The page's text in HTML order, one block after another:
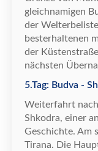
gleichnamigen
der
besterhaltenen
der Küstenstraß
nächsten Ü
5.Tag: Budva -
Weiterfahrt
Shkodra, einer
Geschichte. Am
Tirana. Die